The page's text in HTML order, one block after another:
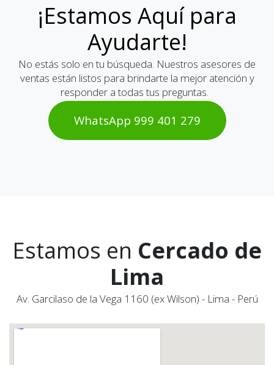
¡Estamos Aquí para
Ayudarte!
No estás solo en tu búsqueda. Nuestros asesores de
ventas están listos para brindarte la mejor atención y
responder a todas tus preguntas.
WhatsAp​​​​p 999 401 2​​79
Estamos en Cercado de
Lima
Av. Garcilaso de la Vega 1160 (ex Wilson) - Lima - Perú